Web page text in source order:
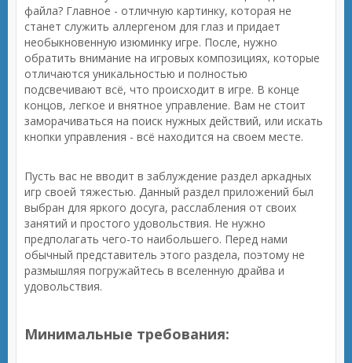
файла? Главное - отличную картинку, которая не
станет служить аллергеном для глаз и придает
необыкновенную изюминку игре. После, нужно
обратить внимание на игровых композициях, которые
отличаются уникальностью и полностью
подсвечивают всё, что происходит в игре. В конце
концов, легкое и внятное управление. Вам не стоит
заморачиваться на поиск нужных действий, или искать
кнопки управления - всё находится на своем месте.
Пусть вас не вводит в заблуждение раздел аркадных
игр своей тяжестью. Данный раздел приложений был
выбран для яркого досуга, расслабления от своих
занятий и простого удовольствия. Не нужно
предполагать чего-то наибольшего. Перед нами
обычный представитель этого раздела, поэтому не
размышляя погружайтесь в вселенную драйва и
удовольствия.
Минимальные требования: